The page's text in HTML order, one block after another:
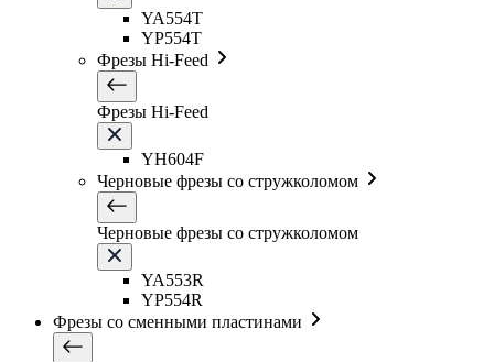
YA554T
YP554T
Фрезы Hi-Feed
Фрезы Hi-Feed
YH604F
Черновые фрезы со стружколомом
Черновые фрезы со стружколомом
YA553R
YP554R
Фрезы со сменными пластинами